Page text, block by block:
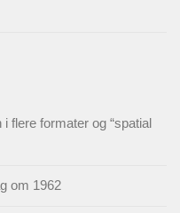
flere formater og “spatial
om 1962